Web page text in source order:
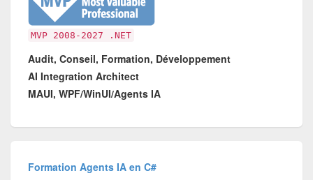
MVP 2008-2027 .NET
Audit, Conseil, Formation, Développement
AI Integration Architect
MAUI, WPF/WinUI/Agents IA
Formation Agents IA en C#